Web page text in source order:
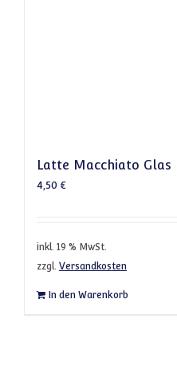
Latte Macchiato Glas
4,50 €
inkl. 19 % MwSt.
zzgl. Versandkosten
In den Warenkorb